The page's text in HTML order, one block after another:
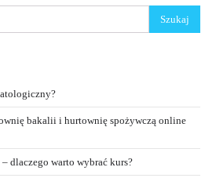
bakalii i hurtownię spożywczą online
dlaczego warto wybrać kurs?